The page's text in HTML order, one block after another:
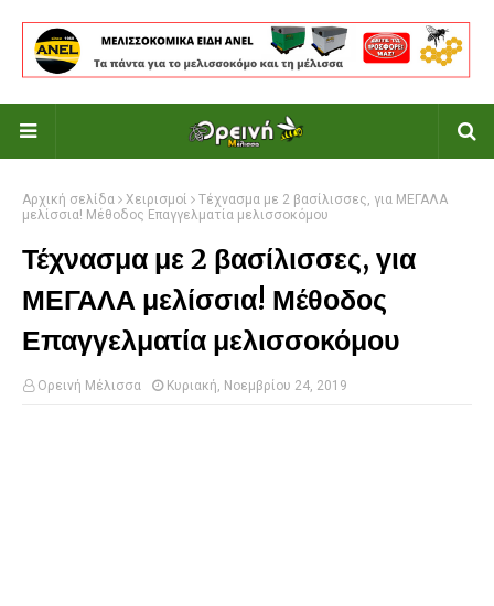
Αρχική σελίδα Χειρισμοί
Τέχνασμα με 2 βασίλισσες, για ΜΕΓΑΛΑ
μελίσσια! Μέθοδος Επαγγελματία μελισσοκόμου
Τέχνασμα με 2 βασίλισσες, για
ΜΕΓΑΛΑ μελίσσια! Μέθοδος
Επαγγελματία μελισσοκόμου
Ορεινή Μέλισσα Κυριακή, Νοεμβρίου 24, 2019